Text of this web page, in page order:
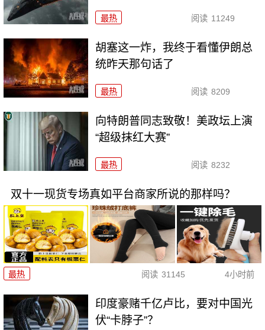
最热 阅读 11249
胡塞这一炸，我终于看懂伊朗总
统昨天那句话了
最热 阅读 8209
向特朗普同志致敬！美政坛上演
“超级抹红大赛”
最热 阅读 8232
双十一现货专场真如平台商家所说的那样吗？
最热 阅读 31145 4小时前
印度豪赌千亿卢比，要对中国光
伏“卡脖子”？